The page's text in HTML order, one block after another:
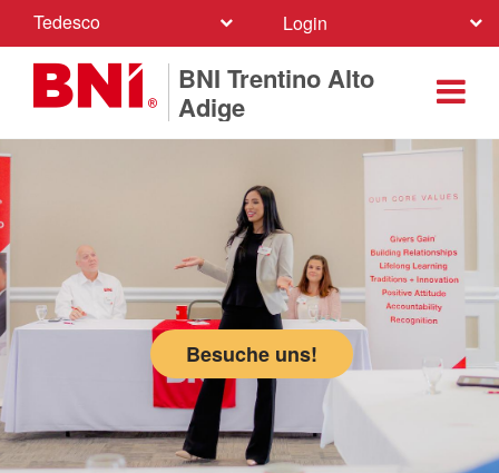
Tedesco Login
BNI Trentino Alto
Adige
Besuche uns!